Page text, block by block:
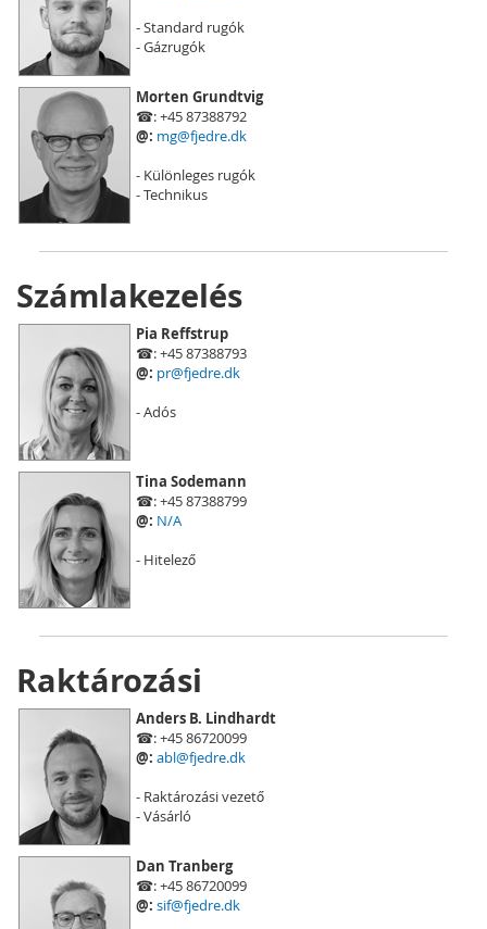
- Standard rugók
- Gázrugók
Morten Grundtvig
☎: +45 87388792
@: mg@fjedre.dk
- Különleges rugók
- Technikus
Számlakezelés
Pia Reffstrup
☎: +45 87388793
@: pr@fjedre.dk
- Adós
Tina Sodemann
☎: +45 87388799
@: N/A
- Hitelező
Raktározási
Anders B. Lindhardt
☎: +45 86720099
@: abl@fjedre.dk
- Raktározási vezető
- Vásárló
Dan Tranberg
☎: +45 86720099
@: sif@fjedre.dk